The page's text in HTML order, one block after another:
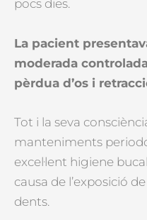
pocs dies.
La pacient
moderada
pèrdua d’os i
Tot i la seva
manteniments
excel·lent higiene
causa de l’exposició
dents.